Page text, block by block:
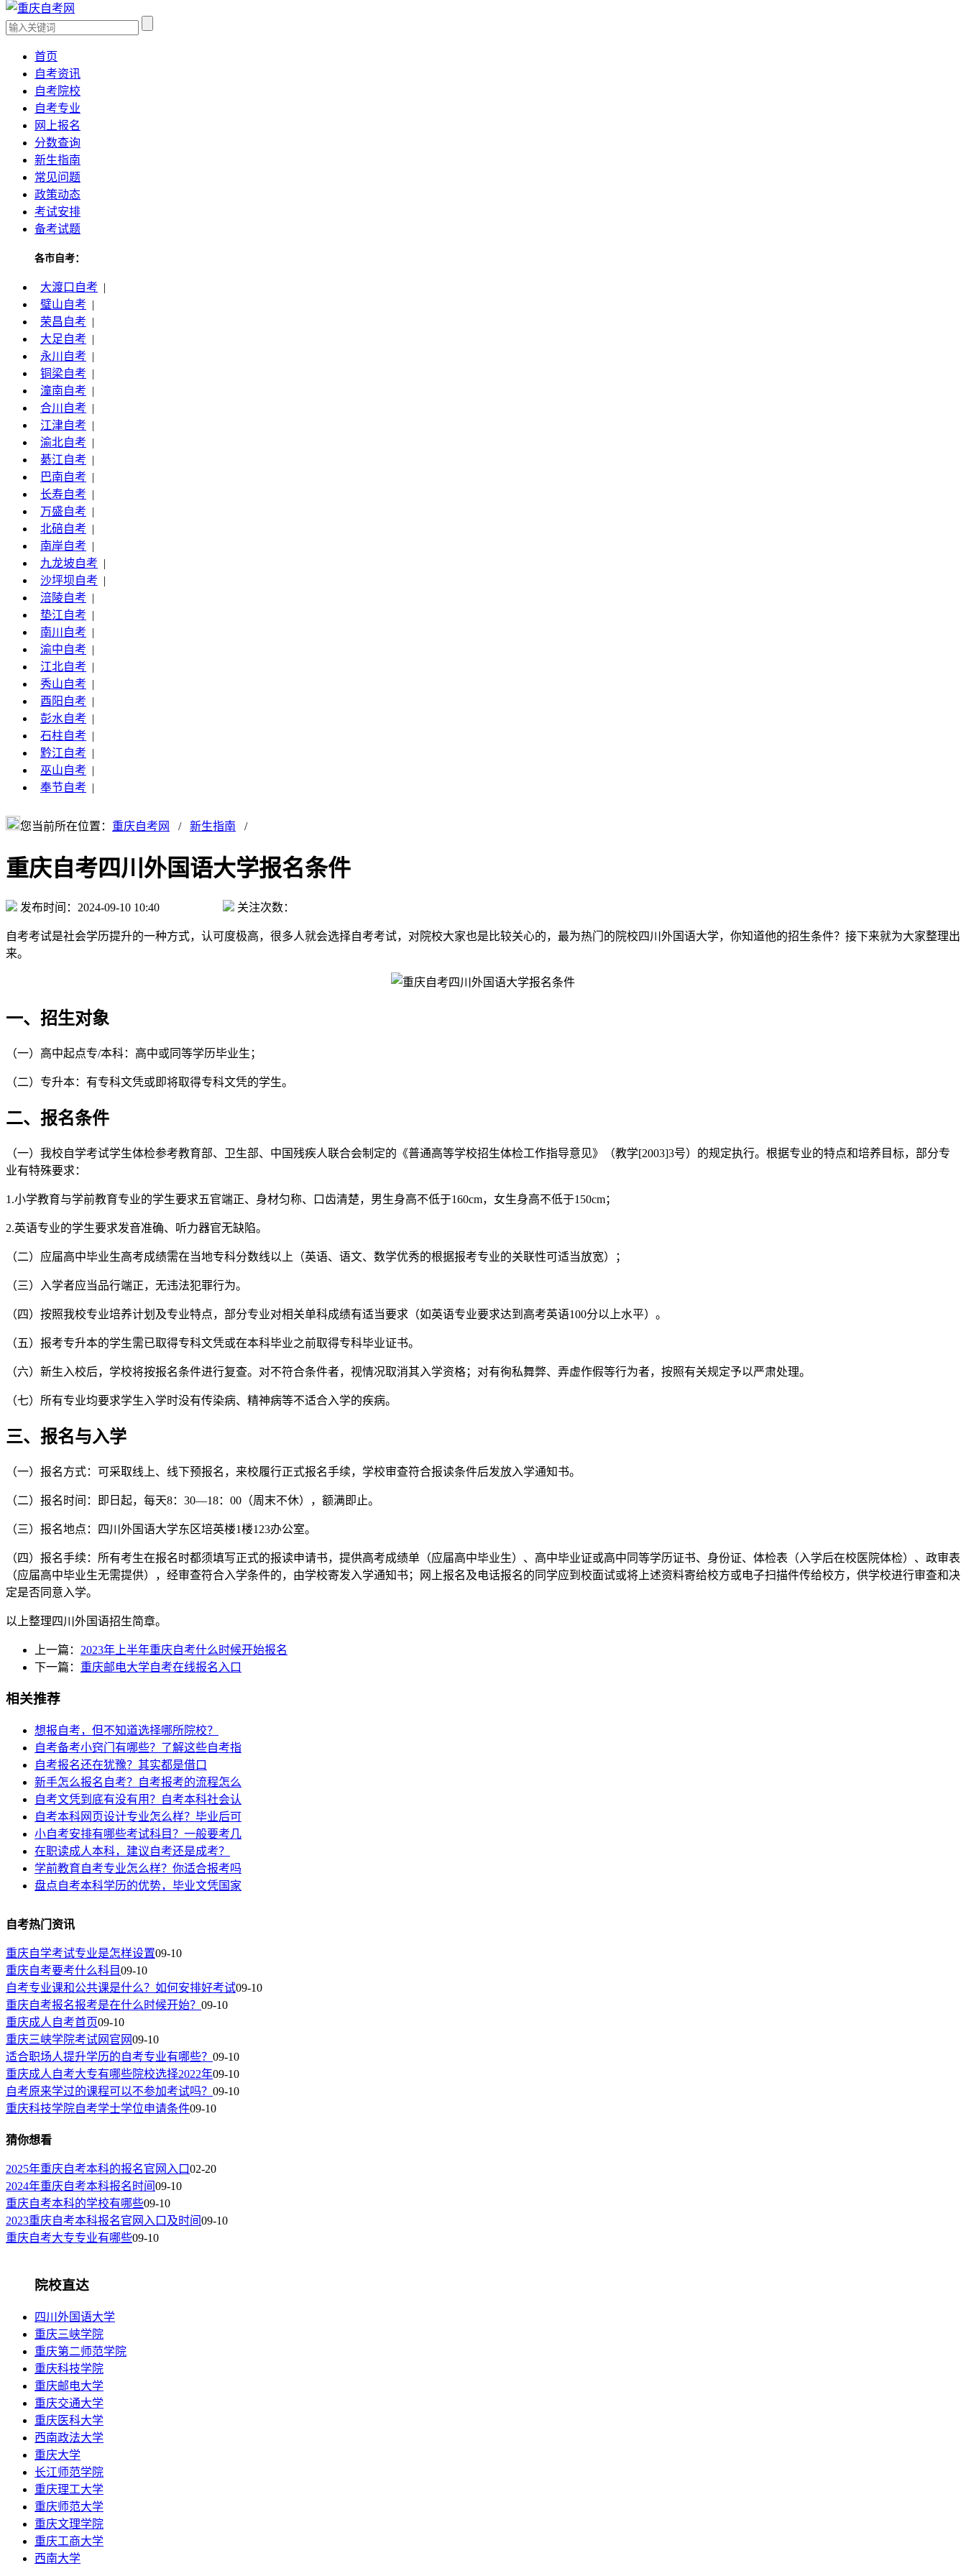
首页
自考资讯
自考院校
自考专业
网上报名
分数查询
新生指南
常见问题
政策动态
考试安排
备考试题
各市自考：
大渡口自考 |
璧山自考 |
荣昌自考 |
大足自考 |
永川自考 |
铜梁自考 |
潼南自考 |
合川自考 |
江津自考 |
渝北自考 |
綦江自考 |
巴南自考 |
长寿自考 |
万盛自考 |
北碚自考 |
南岸自考 |
九龙坡自考 |
沙坪坝自考 |
涪陵自考 |
垫江自考 |
南川自考 |
渝中自考 |
江北自考 |
秀山自考 |
酉阳自考 |
彭水自考 |
石柱自考 |
黔江自考 |
巫山自考 |
奉节自考 |
您当前所在位置： 重庆自考网 / 新生指南 /
重庆自考四川外国语大学报名条件
发布时间：2024-09-10 10:40 关注次数：
自考考试是社会学历提升的一种方式，认可度极高，很多人就会选择自考考试，对院校大家也是比较关心的，最为热门的院校四川外国语大学，你知道他的招生条件？接下来就为大家整理出
来。
一、招生对象
（一）高中起点专/本科：高中或同等学历毕业生；
（二）专升本：有专科文凭或即将取得专科文凭的学生。
二、报名条件
（一）我校自学考试学生体检参考教育部、卫生部、中国残疾人联合会制定的《普通高等学校招生体检工作指导意见》（教学[2003]3号）的规定执行。根据专业的特点和培养目标，部分专
业有特殊要求：
1.小学教育与学前教育专业的学生要求五官端正、身材匀称、口齿清楚，男生身高不低于160cm，女生身高不低于150cm；
2.英语专业的学生要求发音准确、听力器官无缺陷。
（二）应届高中毕业生高考成绩需在当地专科分数线以上（英语、语文、数学优秀的根据报考专业的关联性可适当放宽）；
（三）入学者应当品行端正，无违法犯罪行为。
（四）按照我校专业培养计划及专业特点，部分专业对相关单科成绩有适当要求（如英语专业要求达到高考英语100分以上水平）。
（五）报考专升本的学生需已取得专科文凭或在本科毕业之前取得专科毕业证书。
（六）新生入校后，学校将按报名条件进行复查。对不符合条件者，视情况取消其入学资格；对有徇私舞弊、弄虚作假等行为者，按照有关规定予以严肃处理。
（七）所有专业均要求学生入学时没有传染病、精神病等不适合入学的疾病。
三、报名与入学
（一）报名方式：可采取线上、线下预报名，来校履行正式报名手续，学校审查符合报读条件后发放入学通知书。
（二）报名时间：即日起，每天8：30—18：00（周末不休），额满即止。
（三）报名地点：四川外国语大学东区培英楼1楼123办公室。
（四）报名手续：所有考生在报名时都须填写正式的报读申请书，提供高考成绩单（应届高中毕业生）、高中毕业证或高中同等学历证书、身份证、体检表（入学后在校医院体检）、政审表
（应届高中毕业生无需提供），经审查符合入学条件的，由学校寄发入学通知书；网上报名及电话报名的同学应到校面试或将上述资料寄给校方或电子扫描件传给校方，供学校进行审查和决
定是否同意入学。
以上整理四川外国语招生简章。
上一篇： 2023年上半年重庆自考什么时候开始报名
下一篇： 重庆邮电大学自考在线报名入口
相关推荐
想报自考，但不知道选择哪所院校？
自考备考小窍门有哪些？了解这些自考指
自考报名还在犹豫？其实都是借口
新手怎么报名自考？自考报考的流程怎么
自考文凭到底有没有用？自考本科社会认
自考本科网页设计专业怎么样？毕业后可
小自考安排有哪些考试科目？一般要考几
在职读成人本科，建议自考还是成考？
学前教育自考专业怎么样？你适合报考吗
盘点自考本科学历的优势，毕业文凭国家
自考热门资讯
重庆自学考试专业是怎样设置09-10
重庆自考要考什么科目09-10
自考专业课和公共课是什么？如何安排好考试09-10
重庆自考报名报考是在什么时候开始？ 09-10
重庆成人自考首页09-10
重庆三峡学院考试网官网09-10
适合职场人提升学历的自考专业有哪些？ 09-10
重庆成人自考大专有哪些院校选择2022年09-10
自考原来学过的课程可以不参加考试吗？ 09-10
重庆科技学院自考学士学位申请条件09-10
猜你想看
2025年重庆自考本科的报名官网入口02-20
2024年重庆自考本科报名时间09-10
重庆自考本科的学校有哪些09-10
2023重庆自考本科报名官网入口及时间09-10
重庆自考大专专业有哪些09-10
院校直达
四川外国语大学
重庆三峡学院
重庆第二师范学院
重庆科技学院
重庆邮电大学
重庆交通大学
重庆医科大学
西南政法大学
重庆大学
长江师范学院
重庆理工大学
重庆师范大学
重庆文理学院
重庆工商大学
西南大学